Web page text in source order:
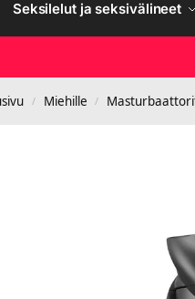
Seksilelut ja seksivälineet
/ Miehille /